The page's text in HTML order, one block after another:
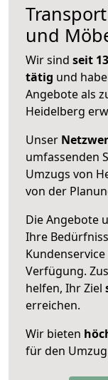
und
Wir sind seit
tätig und
Angebote als
Heidelberg
Unser
umfassenden
Umzugs von
von der
Die Angebote
Ihre
Verfügung.
helfen, Ihr Ziel
erreichen.
Wir bieten
für den